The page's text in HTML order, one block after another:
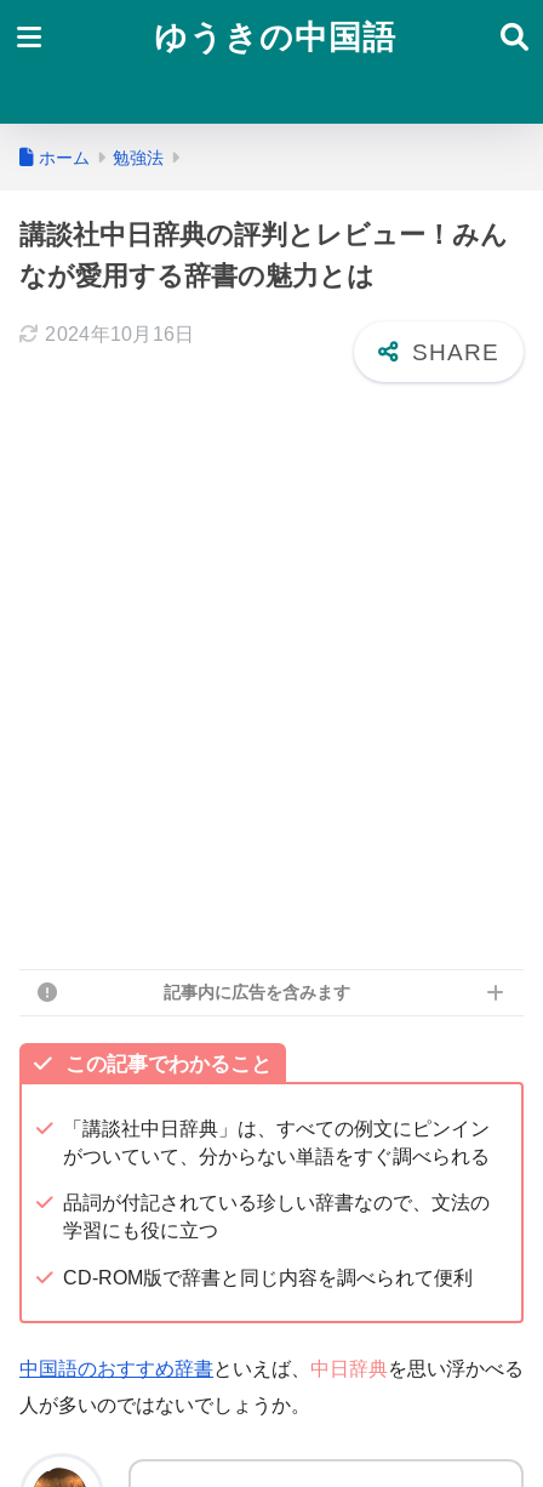
ゆうきの中国語
ホーム 勉強法
講談社中日辞典の評判とレビュー！みん
なが愛用する辞書の魅力とは
2024年10月16日
記事内に広告を含みます
この記事でわかること
「講談社中日辞典」は、すべての例文にピンイン
がついていて、分からない単語をすぐ調べられる
品詞が付記されている珍しい辞書なので、文法の
学習にも役に立つ
CD-ROM版で辞書と同じ内容を調べられて便利
中国語のおすすめ辞書といえば、 中日辞典を思い浮かべる
人が多いのではないでしょうか。